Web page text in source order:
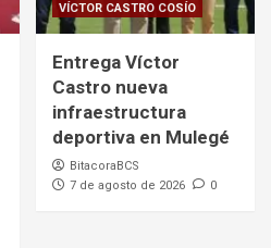
VÍCTOR CASTRO COSÍO
Entrega Víctor
Castro nueva
infraestructura
deportiva en Mulegé
BitacoraBCS
7 de agosto de 2026
0